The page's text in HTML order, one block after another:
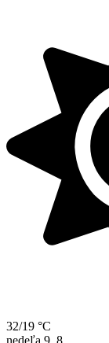
32/19 °C
nedeľa 9. 8.